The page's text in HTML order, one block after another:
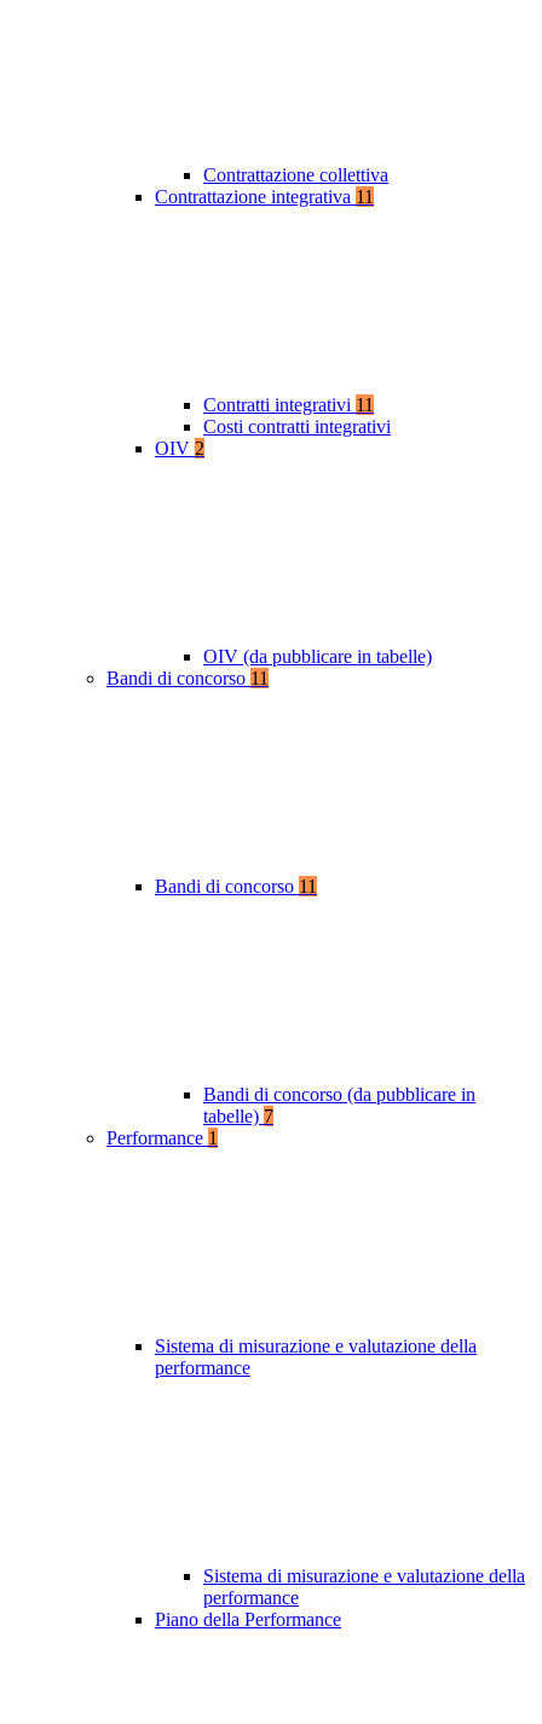
Contrattazione collettiva
Contrattazione integrativa 11
Contratti integrativi 11
Costi contratti integrativi
OIV 2
OIV (da pubblicare in tabelle)
Bandi di concorso 11
Bandi di concorso 11
Bandi di concorso (da pubblicare in
tabelle) 7
Performance 1
Sistema di misurazione e valutazione della
performance
Sistema di misurazione e valutazione della
performance
Piano della Performance